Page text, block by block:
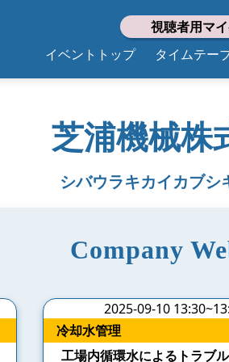
視聴者用マ
イベントトップ
タイムテー
芝浦機械株
シバウラキカイカブシ
Company
2025-09-10
冷却水管理
工場内循環水によるトラブ